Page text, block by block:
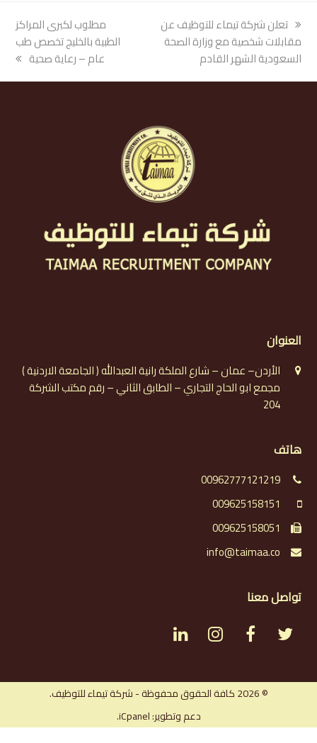
previous
post:
تعلن شركة تيماء للتوظيف عن
مقابلات شخصية مع وزارة الصحة
السعودية الشهر القادم
next
post:
مطلوب لكبرى المراكز
الطبية بالخليج تخصص طب
عام – رعاية صحية
العنوان
الأردن– عمان – شارع الملكة رانية العبدالله ( الجامعة الاردنية )
مجمع ابو الحاج التجاري – الطابق الثاني – رقم مكتب الشركة
204
هاتف
00962777121219
009625158151
009625158051
info@taimaa.co
تواصل معنا
t
c
e
I
s
t
L
n
k
© 2026 كافة الحقوق محفوظة - شركة تيماء للتوظيف.
دعم وتطوير: iCpanel.